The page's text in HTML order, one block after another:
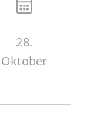
28.
Oktober